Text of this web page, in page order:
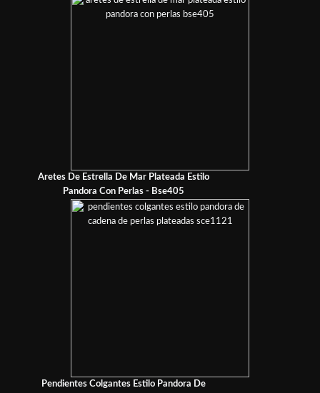
Aretes De Estrella De Mar Plateada Estilo
Pandora Con Perlas - Bse405
Pendientes Colgantes Estilo Pandora De